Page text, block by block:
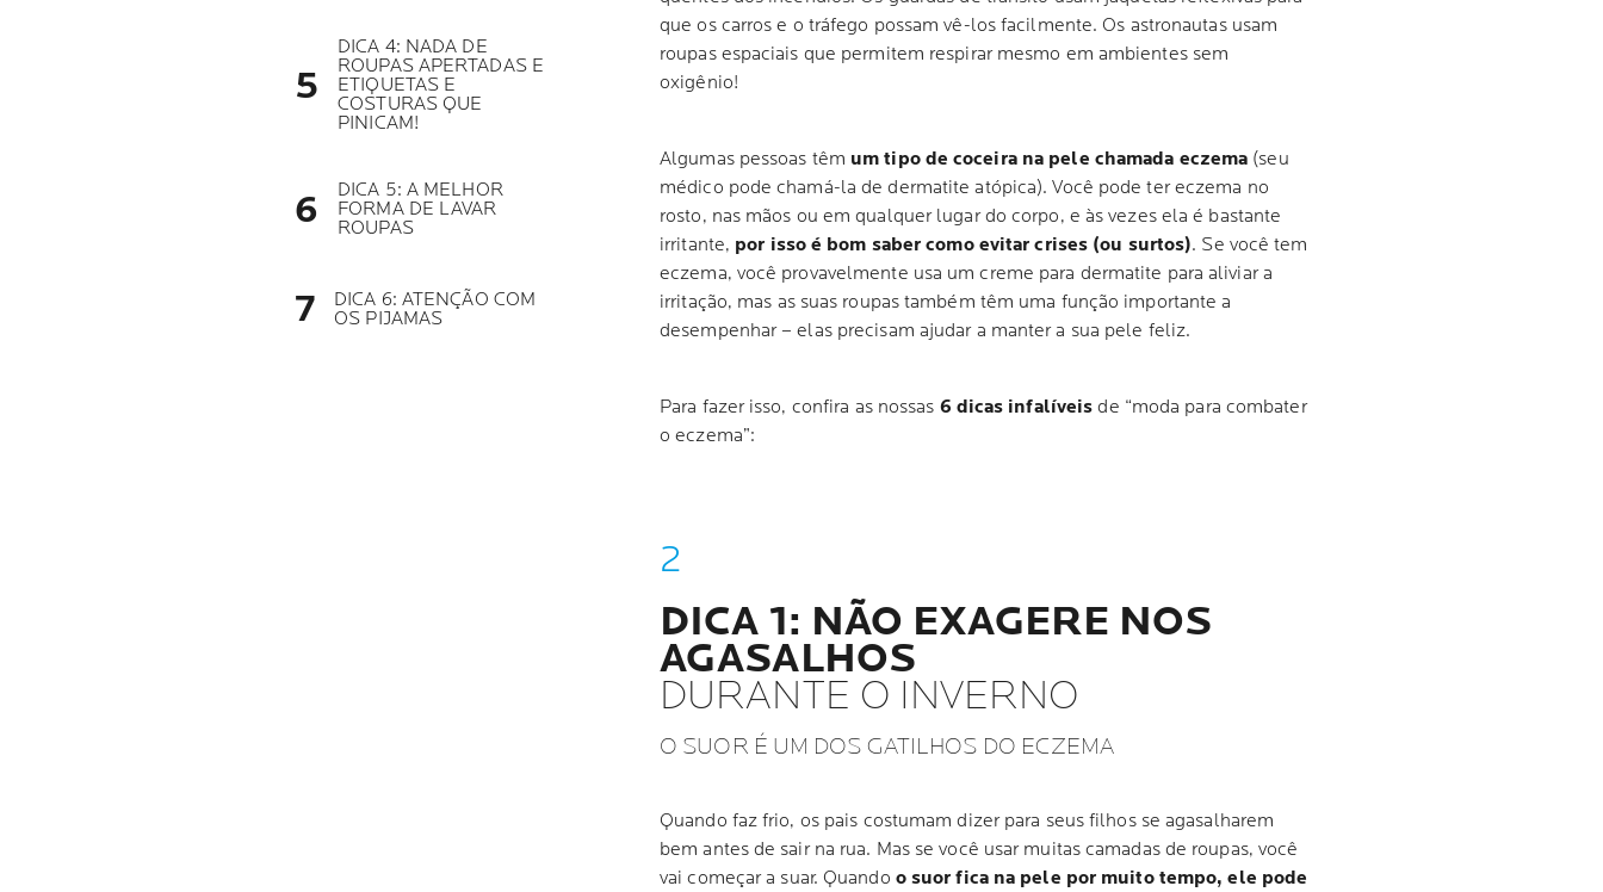
DICA 4: NADA DE
ROUPAS APERTADAS E
ETIQUETAS E
COSTURAS QUE
PINICAM!
DICA 5: A MELHOR
FORMA DE LAVAR
ROUPAS
DICA 6: ATENÇÃO COM
OS PIJAMAS
que os carros e o tráfego possam vê-los facilmente. Os astronautas usam
roupas espaciais que permitem respirar mesmo em ambientes sem
oxigênio!
Algumas pessoas têm um tipo de coceira na pele chamada eczema (seu
médico pode chamá-la de dermatite atópica). Você pode ter eczema no
rosto, nas mãos ou em qualquer lugar do corpo, e às vezes ela é bastante
irritante, por isso é bom saber como evitar crises (ou surtos). Se você tem
eczema, você provavelmente usa um creme para dermatite para aliviar a
irritação, mas as suas roupas também têm uma função importante a
desempenhar – elas precisam ajudar a manter a sua pele feliz.
Para fazer isso, confira as nossas 6 dicas infalíveis de “moda para combater
o eczema”:
DICA 1: NÃO EXAGERE NOS
AGASALHOS
DURANTE O INVERNO
O SUOR É UM DOS GATILHOS DO ECZEMA
Quando faz frio, os pais costumam dizer para seus filhos se agasalharem
bem antes de sair na rua. Mas se você usar muitas camadas de roupas, você
vai começar a suar. Quando o suor fica na pele por muito tempo, ele pode